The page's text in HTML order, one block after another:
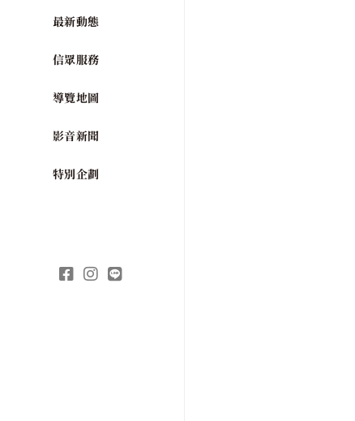
最新動態
信眾服務
導覽地圖
影音新聞
特別企劃